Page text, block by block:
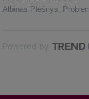
Albinas Plėšnys,
Powered by